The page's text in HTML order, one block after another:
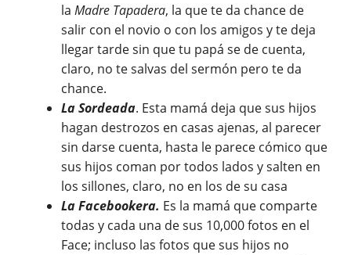
la Madre Tapadera, la que te da chance de
salir con el novio o con los amigos y te deja
llegar tarde sin que tu papá se de cuenta,
claro, no te salvas del sermón pero te da
chance.
La Sordeada. Esta mamá deja que sus hijos
hagan destrozos en casas ajenas, al parecer
sin darse cuenta, hasta le parece cómico que
sus hijos coman por todos lados y salten en
los sillones, claro, no en los de su casa
La Facebookera. Es la mamá que comparte
todas y cada una de sus 10,000 fotos en el
Face; incluso las fotos que sus hijos no